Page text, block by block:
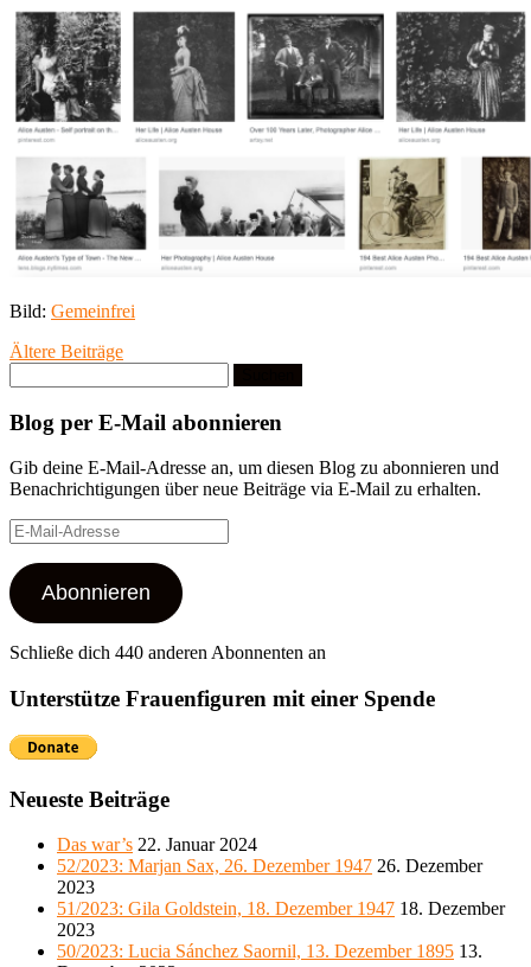
Bild: Gemeinfrei
Beitragsnavigation
Ältere Beiträge
nach:
Blog per E-Mail abonnieren
Gib deine E-Mail-Adresse an, um diesen Blog zu abonnieren und
Benachrichtigungen über neue Beiträge via E-Mail zu erhalten.
E-
Mail-
Adresse
Abonnieren
Schließe dich 440 anderen Abonnenten an
Unterstütze Frauenfiguren mit einer Spende
Neueste Beiträge
Das war’s 22. Januar 2024
52/2023: Marjan Sax, 26. Dezember 1947 26. Dezember
2023
51/2023: Gila Goldstein, 18. Dezember 1947 18. Dezember
2023
50/2023: Lucia Sánchez Saornil, 13. Dezember 1895 13.